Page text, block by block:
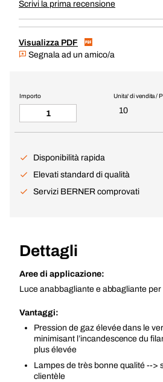
Scrivi la prima recensione
Visualizza PDF
Segnala ad un amico/a
Unita' di vendita /
10
Importo
Disponibilità rapida
Elevati standard di qualità
Servizi BERNER comprovati
Dettagli
Aree di applicazione:
Luce anabbagliante e abbagliante per
Vantaggi:
Pression de gaz élevée dans le
minimisant l’incandescence du
plus élevée
Lampes de très bonne qualité -->
clientèle